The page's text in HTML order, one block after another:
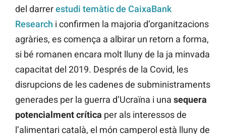
del darrerestudi temàtic de CaixaBank
Research i confirmen la majoria d’organitzacions
agràries, es comença a albirar un retorn a forma,
si bé romanen encara molt lluny de la ja minvada
capacitat del 2019. Després de la Covid, les
disrupcions de les cadenes de subministraments
generades per la guerra d’Ucraïna i una sequera
potencialment crítica per als interessos de
l’alimentari català, el món camperol està lluny de